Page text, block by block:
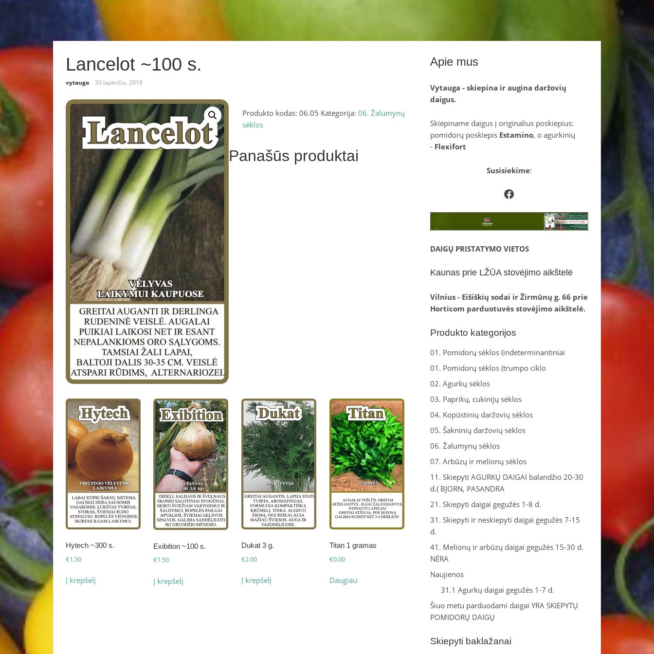
Lancelot ~100 s.
vytauga 30 lapkričio, 2018
Produkto kodas:06.05 Kategorija:06. Žalumynų
sėklos
Panašūs produktai
Hytech ~300 s.
€1.50
Į krepšelį
Exibition ~100 s.
€1.50
Į krepšelį
Dukat 3 g.
€2.00
Į krepšelį
Titan 1 gramas
€0.00
Daugiau
Apie mus
Vytauga - skiepina ir augina daržovių
daigus.
Skiepiname daigus į originalius poskiepius:
pomidorų poskiepis Estamino, o agurkinių
- Flexifort
Susisiekime:
Facebook
DAIGŲ PRISTATYMO VIETOS
Kaunas prie LŽŪA stovėjimo aikštelė
Vilnius - Eišiškių sodai ir Žirmūnų g. 66 prie
Horticom parduotuvės stovėjimo aikštelė.
Produkto kategorijos
01. Pomidorų sėklos (indeterminantiniai
01. Pomidorų sėklos (trumpo ciklo
02. Agurkų sėklos
03. Paprikų, cukinijų sėklos
04. Kopūstinių daržovių sėklos
05. Šakninių daržovių sėklos
06. Žalumynų sėklos
07. Arbūzų ir melionų sėklos
11. Skiepyti AGURKŲ DAIGAI balandžio 20-30
d.( BJORN, PASANDRA
21. Skiepyti daigai gegužės 1-8 d.
31. Skiepyti ir neskiepyti daigai gegužės 7-15
d.
41. Melionų ir arbūzų daigai gegužės 15-30 d.
NĖRA
Naujienos
31.1 Agurkų daigai gegužės 1-7 d.
Šiuo metu parduodami daigai YRA SKIEPYTŲ
POMIDORŲ DAIGŲ
Skiepyti baklažanai